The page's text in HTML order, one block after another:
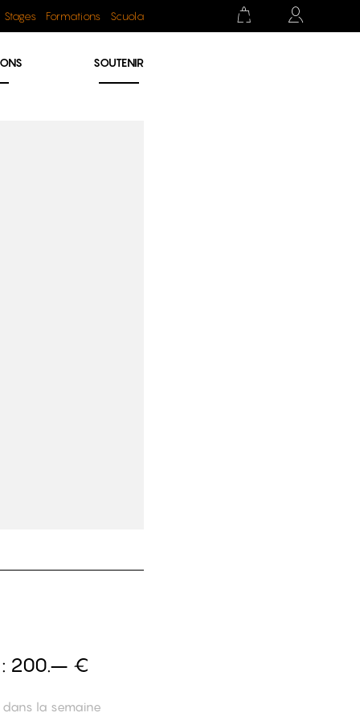
Stages Formations Scuola
SOUTENIR
200.– €
dans la semaine